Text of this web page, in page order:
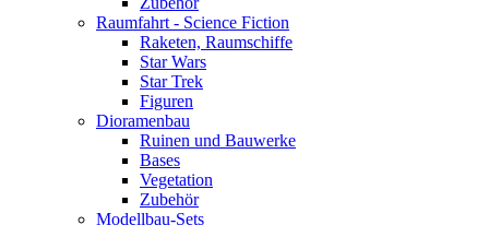
Raumfahrt - Science Fiction
Raketen, Raumschiffe
Star Wars
Star Trek
Figuren
Dioramenbau
Ruinen und Bauwerke
Bases
Vegetation
Zubehör
Modellbau-Sets